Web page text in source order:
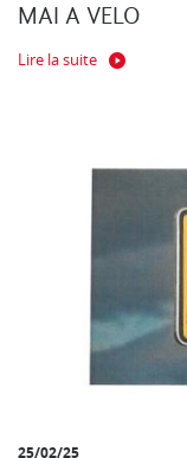
MAI A VELO
Lire la suite
25/02/25